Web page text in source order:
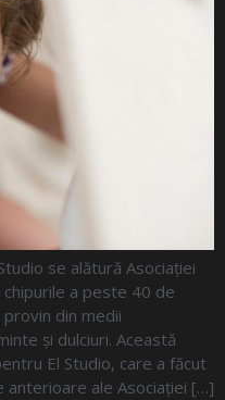
se alătură Asociației
a peste 40 de
din medii
și dulciuri. Această
El Studio, care a făcut
ale Asociației […]